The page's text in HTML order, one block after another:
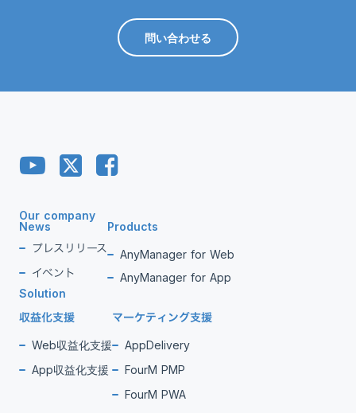
問い合わせる
Our company
News
プレスリリース
イベント
Products
AnyManager for Web
AnyManager for App
Solution
収益化支援
Web収益化支援
App収益化支援
マーケティング支援
AppDelivery
FourM PMP
FourM PWA